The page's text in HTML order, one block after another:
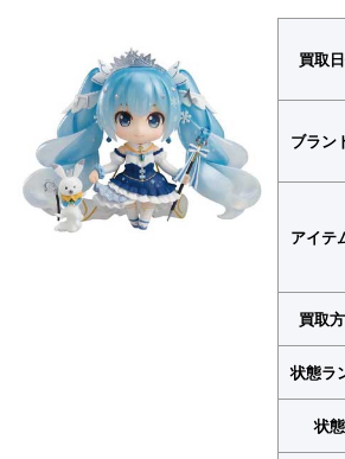
買取
ブラン
アイテ
買取
状態ラ
状態